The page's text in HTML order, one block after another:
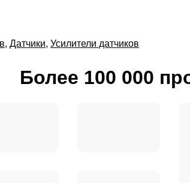
, Датчики, Усилители датчиков
Более 100 000